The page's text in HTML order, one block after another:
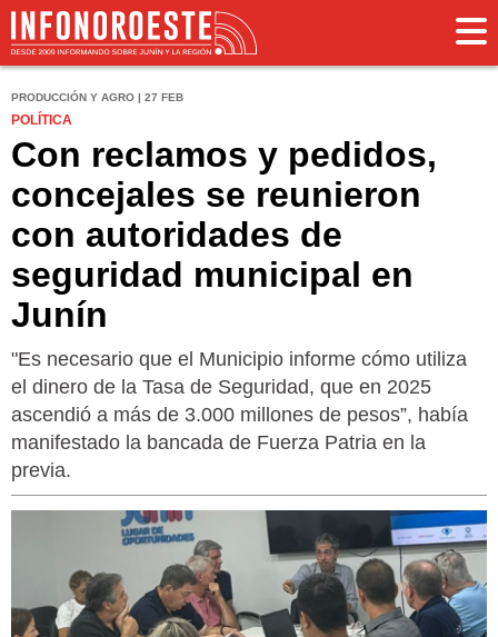
PRODUCCIÓN Y AGRO | 27 FEB
POLÍTICA
Con reclamos y pedidos,
concejales se reunieron
con autoridades de
seguridad municipal en
Junín
"Es necesario que el Municipio informe cómo utiliza
el dinero de la Tasa de Seguridad, que en 2025
ascendió a más de 3.000 millones de pesos”, había
manifestado la bancada de Fuerza Patria en la
previa.